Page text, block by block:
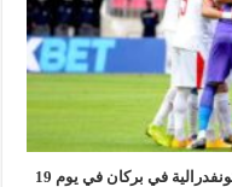
يخوض فريق الزمالك مواجهة ذهاب نهائي الكونفدرالية في بركان في يوم 19